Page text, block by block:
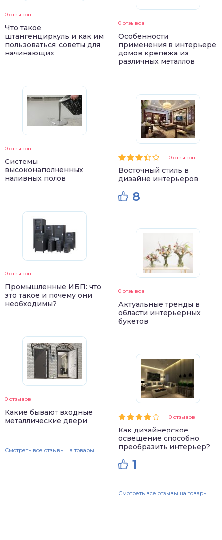
0 отзывов
Что такое
штангенциркуль и как им
пользоваться: советы для
начинающих
0 отзывов
Системы
высоконаполненных
наливных полов
0 отзывов
Промышленные ИБП: что
это такое и почему они
необходимы?
0 отзывов
Какие бывают входные
металлические двери
Смотреть все отзывы на товары
0 отзывов
Особенности
применения в интерьере
домов крепежа из
различных металлов
0 отзывов
Восточный стиль в
дизайне интерьеров
8
0 отзывов
Актуальные тренды в
области интерьерных
букетов
0 отзывов
Как дизайнерское
освещение способно
преобразить интерьер?
1
Смотреть все отзывы на товары